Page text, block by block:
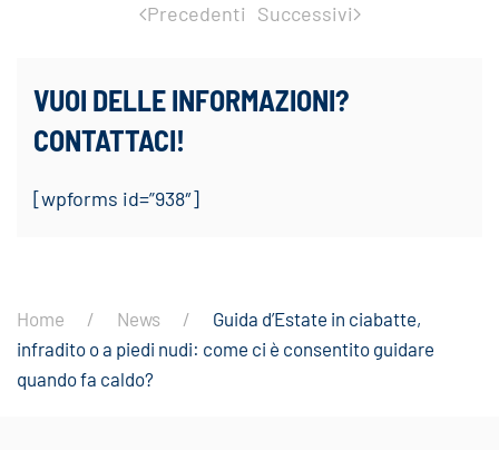
Precedenti Successivi
VUOI DELLE INFORMAZIONI?
CONTATTACI!
[wpforms id=”938″]
Home News
Guida d’Estate in ciabatte,
infradito o a piedi nudi: come ci è consentito guidare
quando fa caldo?